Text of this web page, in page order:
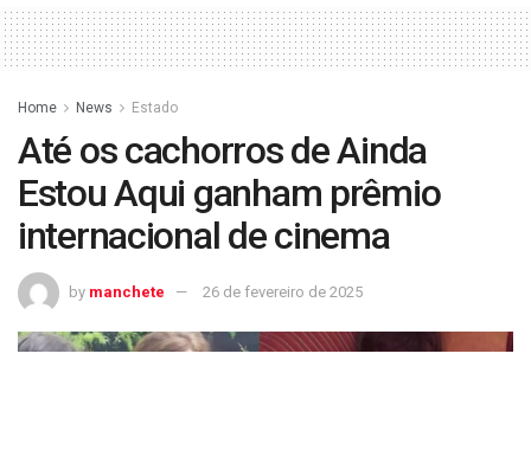
Home News Estado
Até os cachorros de Ainda
Estou Aqui ganham prêmio
internacional de cinema
by manchete 26 de fevereiro de 2025